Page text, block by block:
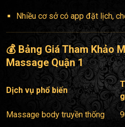
Nhiều cơ sở có app đặt lịch,
💰 Bảng Giá Tham Khảo
Massage Quận 1
Dịch vụ phổ biến
Massage body truyền thống